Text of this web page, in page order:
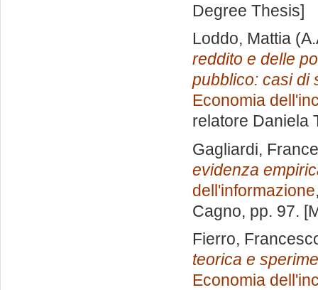
Degree Thesis]
Loddo, Mattia
reddito e delle
pubblico: casi di
Economia
relatore Daniela
Gagliardi,
evidenza
dell'informazione
Cagno, pp. 97.
Fierro,
teorica e
Economia